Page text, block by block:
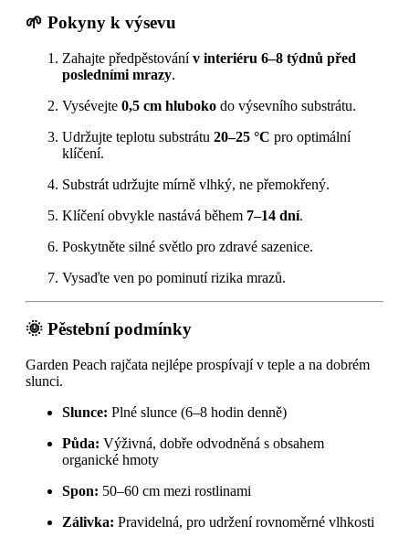
🌱 Pokyny k výsevu
Zahajte předpěstovánív interiéru 6–8 týdnů před
posledními mrazy.
Vysévejte 0,5 cm hluboko do výsevního substrátu.
Udržujte teplotu substrátu 20–25 °C pro optimální
klíčení.
Substrát udržujte mírně vlhký, ne přemokřený.
Klíčení obvykle nastává během 7–14 dní.
Poskytněte silné světlo pro zdravé sazenice.
Vysaďte ven po pominutí rizika mrazů.
🌞 Pěstební podmínky
Garden Peach rajčata nejlépe prospívají v teple a na dobrém
slunci.
Slunce: Plné slunce (6–8 hodin denně)
Půda: Výživná, dobře odvodněná s obsahem
organické hmoty
Spon: 50–60 cm mezi rostlinami
Zálivka: Pravidelná, pro udržení rovnoměrné vlhkosti